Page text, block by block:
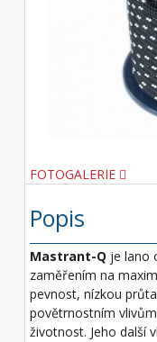
FOTOGALERIE
Popis
Mastrant-Q je lano
zaměřením na
pevnost, nízkou
povětrnostním
životnost. Jeho další